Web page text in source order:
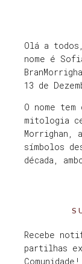
Olá a
nome é
13 de
O nome
mitologia
Morrighan,
símbolos
década,
Recebe
partilhas
Comunidade!